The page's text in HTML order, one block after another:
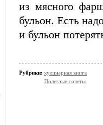
из мясного
бульон. Есть
и бульон
Рубрики: кулинарная книга
Полезные советы